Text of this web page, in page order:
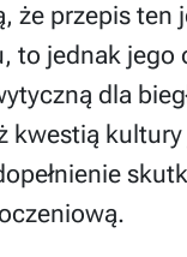
że przepis
to jednak
dla
kwestią